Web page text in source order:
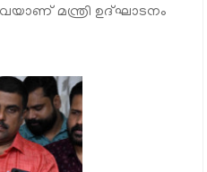
മന്ത്രി ഉദ്ഘാടനം